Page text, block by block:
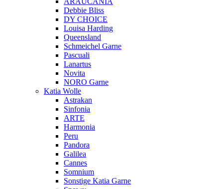
Debbie Bliss
DY CHOICE
Louisa Harding
Queensland
Schmeichel Garne
Pascuali
Lanartus
Novita
NORO Garne
Katia Wolle
Astrakan
Sinfonia
ARTE
Harmonia
Peru
Pandora
Galilea
Cannes
Somnium
Sonstige Katia Garne